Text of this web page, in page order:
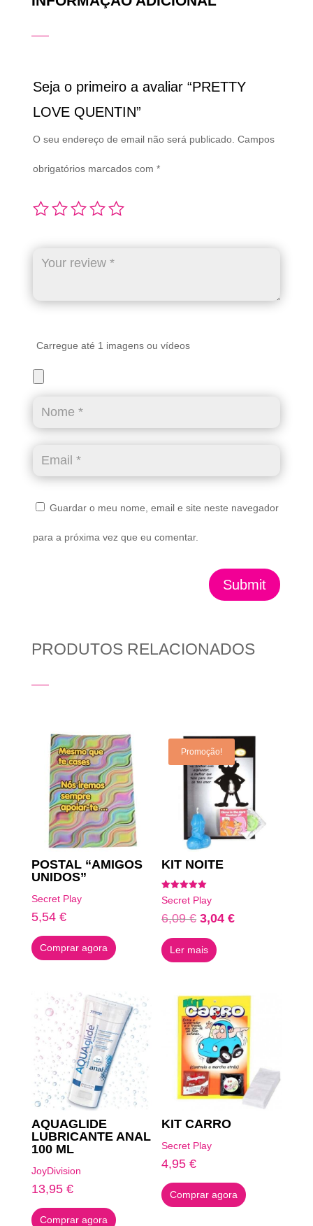
Seja o primeiro a avaliar “PRETTY
LOVE QUENTIN”
O seu endereço de email não será publicado. Campos
obrigatórios marcados com *
Carregue até 1 imagens ou vídeos
Guardar o meu nome, email e site neste navegador
para a próxima vez que eu comentar.
Submit
PRODUTOS RELACIONADOS
POSTAL “AMIGOS
UNIDOS”
Secret Play
5,54 €
Comprar agora
Promoção!
KIT NOITE
Avaliação
5.00
de 5
Secret Play
6,09€ O
preço
original
3,04€O
Ler mais
AQUAGLIDE
LUBRICANTE ANAL
100 ML
JoyDivision
13,95 €
Comprar agora
KIT CARRO
Secret Play
4,95€
Comprar agora